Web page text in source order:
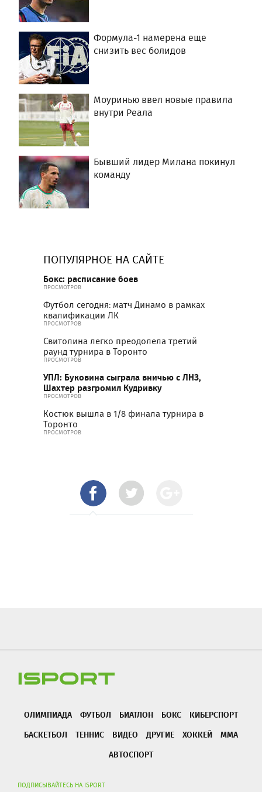
Формула-1 намерена еще
снизить вес болидов
Моуринью ввел новые правила
внутри Реала
Бывший лидер Милана покинул
команду
ПОПУЛЯРНОЕ НА САЙТЕ
Бокс: расписание боев
ПРОСМОТРОВ
Футбол сегодня: матч Динамо в рамках
квалификации ЛК
ПРОСМОТРОВ
Свитолина легко преодолела третий
раунд турнира в Торонто
ПРОСМОТРОВ
УПЛ: Буковина сыграла вничью с ЛНЗ,
Шахтер разгромил Кудривку
ПРОСМОТРОВ
Костюк вышла в 1/8 финала турнира в
Торонто
ПРОСМОТРОВ
ОЛИМПИАДА ФУТБОЛ БИАТЛОН БОКС
КИБЕРСПОРТ
БАСКЕТБОЛ
ТЕННИС ВИДЕО ДРУГИЕ ХОККЕЙ
ММА
АВТОСПОРТ
ПОДПИСЫВАЙТЕСЬ НА ISPORT